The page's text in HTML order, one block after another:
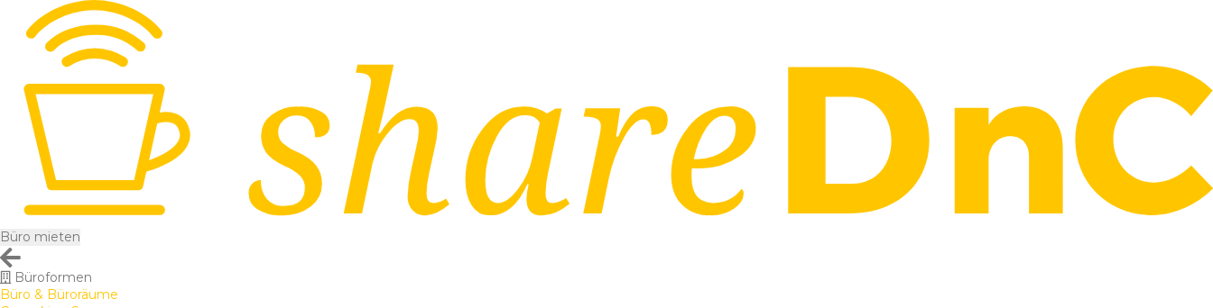
Büro mieten
Büroformen
Büro & Büroräume